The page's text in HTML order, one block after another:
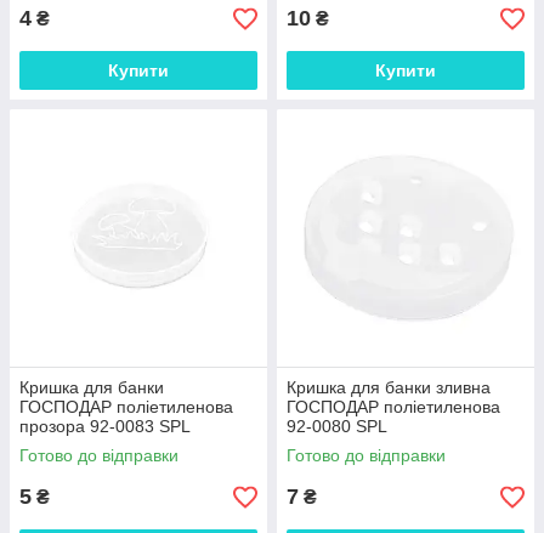
4 ₴
Купити
10 ₴
Купити
Кришка для банки
ГОСПОДАР поліетиленова
прозора 92-0083 SPL
Готово до відправки
5 ₴
Кришка для банки зливна
ГОСПОДАР поліетиленова
92-0080 SPL
Готово до відправки
7 ₴